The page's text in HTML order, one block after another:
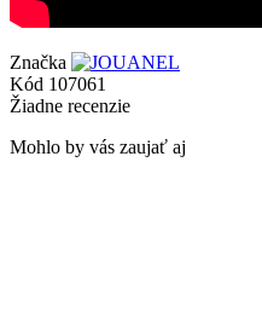
Značka
Kód 107061
Žiadne recenzie
Mohlo by vás zaujať aj